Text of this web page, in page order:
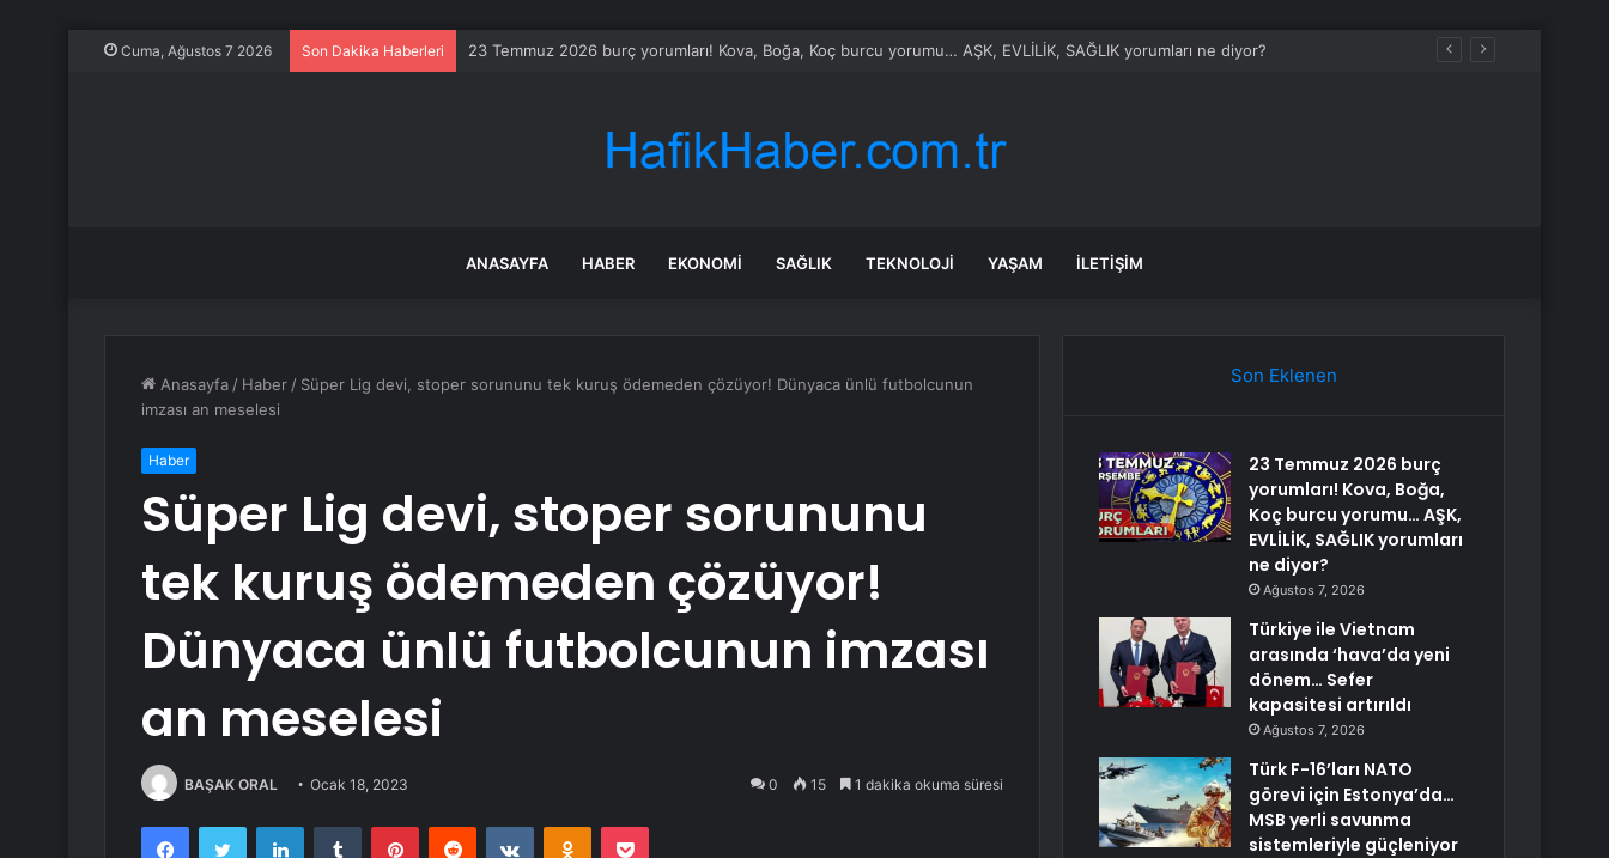
Cuma, Ağustos 7 2026 Son Dakika Haberleri Türkiye ile Vietnam arasında ‘hava’da yeni dönem… Sefer kapasitesi artırıldı
ANASAYFA HABER EKONOMI SAĞLIK TEKNOLOJI YAŞAM İLETIŞIM
Anasayfa / Haber / Süper Lig devi, stoper sorununu tek kuruş ödemeden çözüyor! Dünyaca ünlü futbolcunun
imzası an meselesi
Haber
Süper Lig devi, stoper sorununu
tek kuruş ödemeden çözüyor!
Dünyaca ünlü futbolcunun imzası
an meselesi
BAŞAK ORAL Ocak 18, 2023 0 15 1 dakika okuma süresi
FacebookTwitter LinkedInTumblr PinterestReddit VKontakteOdnoklassniki
Pocket
Son Eklenen
23 Temmuz 2026 burç
yorumları! Kova, Boğa,
Koç burcu yorumu… AŞK,
EVLİLİK, SAĞLIK yorumları
ne diyor?
Ağustos 7, 2026
Türkiye ile Vietnam
arasında ‘hava’da yeni
dönem… Sefer
kapasitesi artırıldı
Ağustos 7, 2026
Türk F-16’ları NATO
görevi için Estonya’da…
MSB yerli savunma
sistemleriyle güçleniyor